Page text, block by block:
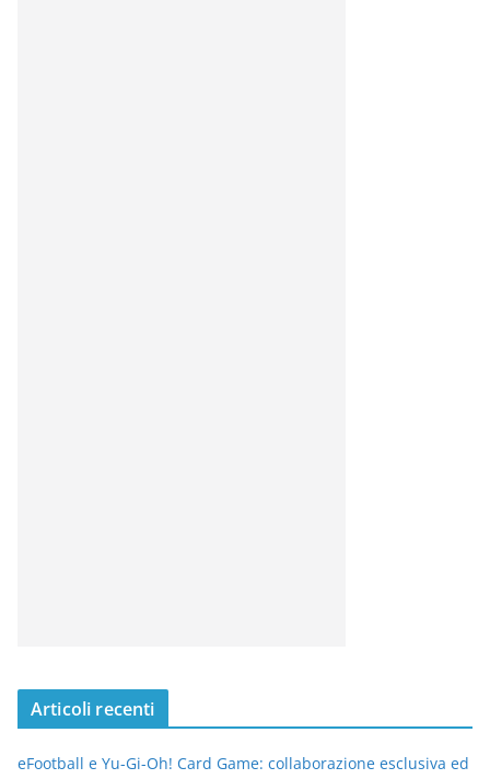
Articoli recenti
eFootball e Yu-Gi-Oh! Card Game: collaborazione esclusiva ed